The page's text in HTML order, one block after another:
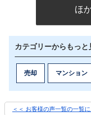
ほ
カテゴリーからもっと
売却 マンション
＜＜ お客様の声一覧の一覧